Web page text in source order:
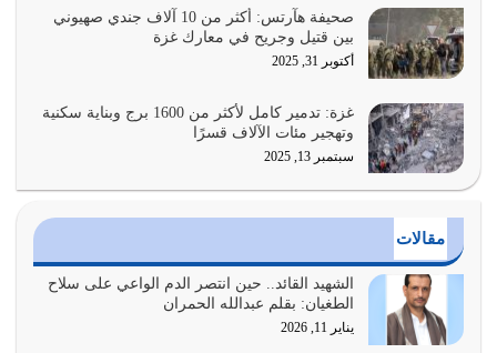
يوليو 26, 2026
أراد الله لهذه الأمة ان تكون خير امة أخرجت للناس بالنهوض
بالأمر بالمعروف والنهي عن…
يوليو 25, 2026
الدين الذي شرعه الله لا يجوز أن يخضع لآرائنا وأهوائنا
أي أمة تتفرق في الدين وتتفرق في كيانها معناه أنها أصبحت
أمة عاجزة عن النهوض…
يوليو 23, 2026
صحيفة هآرتس: أكثر من 10 آلاف جندي صهيوني
بين قتيل وجريح في معارك غزة
أكتوبر 31, 2025
غزة: تدمير كامل لأكثر من 1600 برج وبناية سكنية
وتهجير مئات الآلاف قسرًا
سبتمبر 13, 2025
مقالات
الشهيد القائد.. حين انتصر الدم الواعي على سلاح
الطغيان: بقلم عبدالله الحمران
يناير 11, 2026